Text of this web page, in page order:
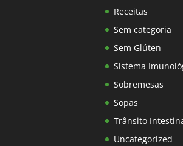
Receitas
Sem categoria
Sem Glúten
Sistema
Sobremesas
Sopas
Trânsito
Uncategorized